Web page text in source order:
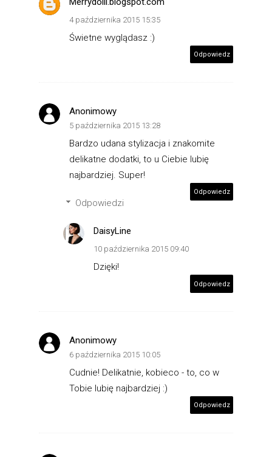
4 października 2015 15:35
Świetne wyglądasz :)
Odpowiedz
Anonimowy
5 października 2015 13:28
Bardzo udana stylizacja i znakomite
delikatne dodatki, to u Ciebie lubię
najbardziej. Super!
Odpowiedz
Odpowiedzi
DaisyLine
10 października 2015 09:40
Dzięki!
Odpowiedz
Anonimowy
6 października 2015 10:05
Cudnie! Delikatnie, kobieco - to, co w
Tobie lubię najbardziej :)
Odpowiedz